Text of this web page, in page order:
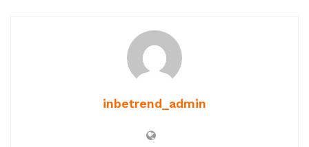
inbetrend_admin